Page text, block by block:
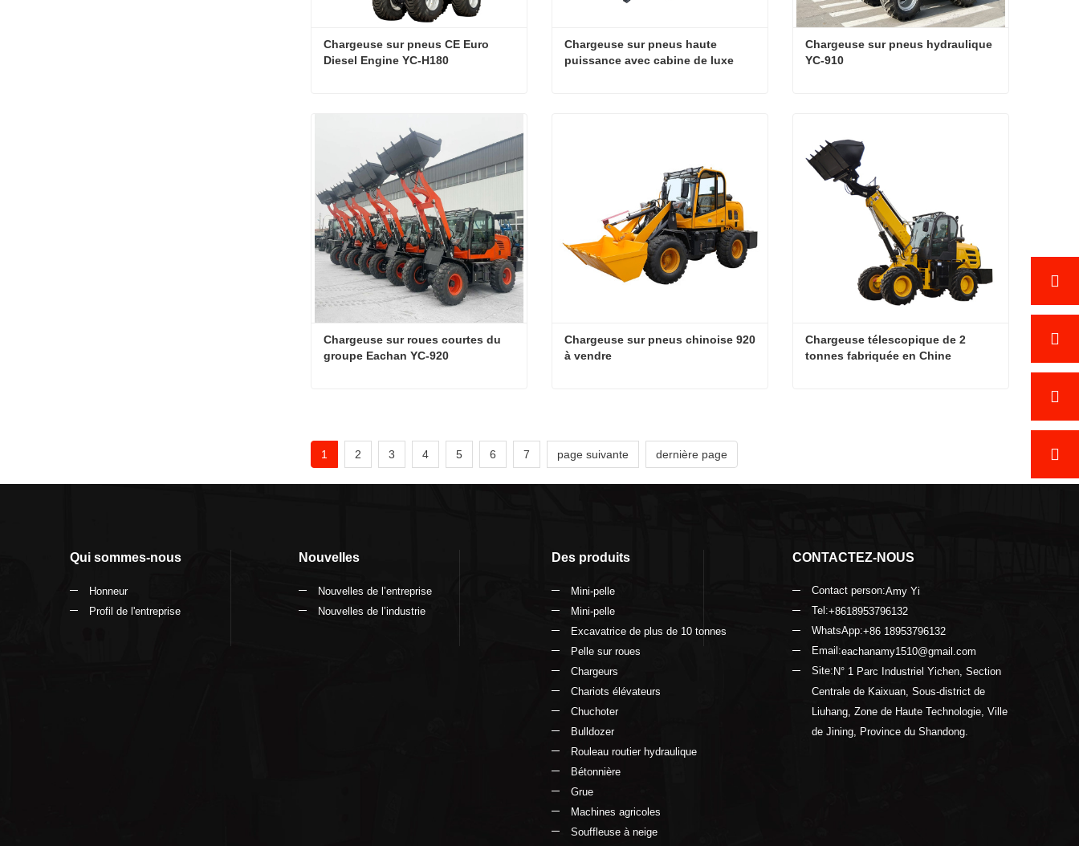
Chargeuse sur pneus CE Euro
Diesel Engine YC-H180
Contacter maintenant
Chargeuse sur pneus haute
puissance avec cabine de luxe
Chargeuse sur pneus hydraulique
YC-910
Chargeuse sur roues courtes du
groupe Eachan YC-920
Chargeuse sur pneus chinoise 920
à vendre
Chargeuse télescopique de 2
tonnes fabriquée en Chine
1
2 3 4 5 6 7 page suivante dernière page
Qui sommes-nous
Honneur
Profil de l'entreprise
Nouvelles
Nouvelles de l’entreprise
Nouvelles de l’industrie
Des produits
Mini-pelle
Mini-pelle
Excavatrice de plus de 10 tonnes
Pelle sur roues
Chargeurs
Chariots élévateurs
Chuchoter
Bulldozer
Rouleau routier hydraulique
Bétonnière
Grue
Machines agricoles
Souffleuse à neige
CONTACTEZ-NOUS
Contact person:Amy Yi
Tel:+8618953796132
WhatsApp:+86 18953796132
Email:eachanamy1510@gmail.com
Site:N° 1 Parc Industriel Yichen, Section
Centrale de Kaixuan, Sous-district de
Liuhang, Zone de Haute Technologie, Ville
de Jining, Province du Shandong.